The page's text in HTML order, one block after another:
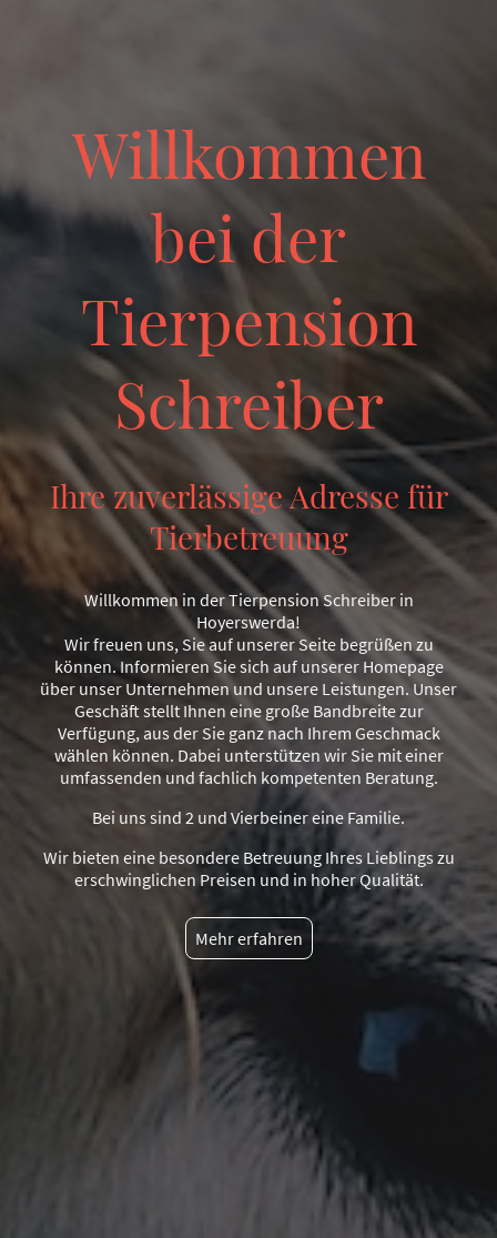
Willkommen
bei der
Tierpension
Schreiber
Ihre zuverlässige Adresse für
Tierbetreuung
Willkommen in der Tierpension Schreiber in
Hoyerswerda!
Wir freuen uns, Sie auf unserer Seite begrüßen zu
können. Informieren Sie sich auf unserer Homepage
über unser Unternehmen und unsere Leistungen. Unser
Geschäft stellt Ihnen eine große Bandbreite zur
Verfügung, aus der Sie ganz nach Ihrem Geschmack
wählen können. Dabei unterstützen wir Sie mit einer
umfassenden und fachlich kompetenten Beratung.
Bei uns sind 2 und Vierbeiner eine Familie.
Wir bieten eine besondere Betreuung Ihres Lieblings zu
erschwinglichen Preisen und in hoher Qualität.
Mehr erfahren